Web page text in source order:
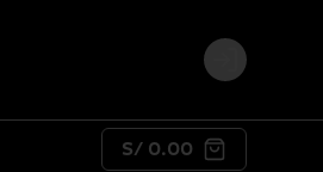
Login
S/ 0.00